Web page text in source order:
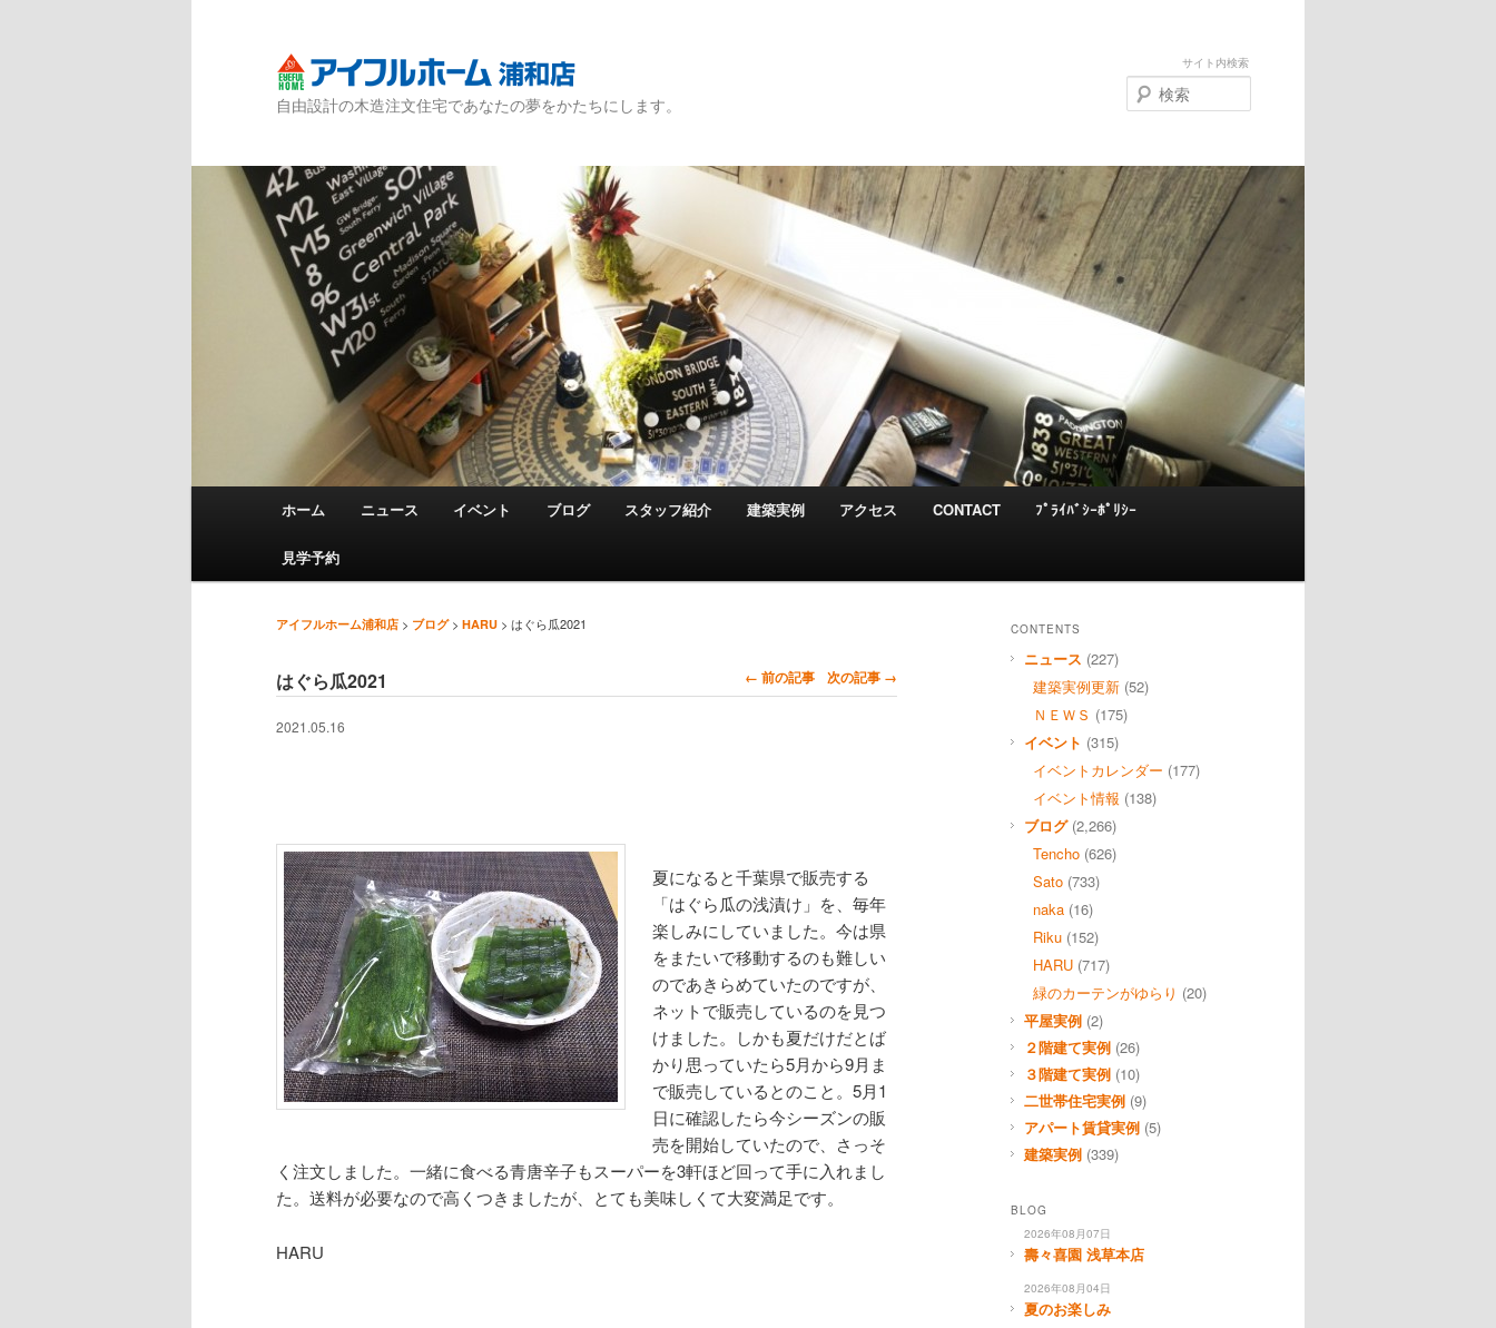
自由設計の木造注文住宅であなたの夢をかたちにします。
サイト内検索
メインコンテンツへ移動
サブコンテンツへ移動
ホーム ニュース イベント ブログ スタッフ紹介 建築実例 アクセス CONTACT ﾌﾟﾗｲﾊﾞｼｰﾎﾟﾘｼｰ
見学予約
アイフルホーム浦和店 > ブログ> HARU > はぐら瓜2021
投稿ナビゲーション ← 前の記事 次の記事 →
はぐら瓜2021
2021.05.16
夏になると千葉県で販売する
「はぐら瓜の浅漬け」を、毎年
楽しみにしていました。今は県
をまたいで移動するのも難しい
のであきらめていたのですが、
ネットで販売しているのを見つ
けました。しかも夏だけだとば
かり思っていたら5月から9月ま
で販売しているとのこと。5月1
日に確認したら今シーズンの販
売を開始していたので、さっそ
く注文しました。一緒に食べる青唐辛子もスーパーを3軒ほど回って手に入れまし
た。送料が必要なので高くつきましたが、とても美味しくて大変満足です。
HARU
CONTENTS
ニュース (227)
建築実例更新 (52)
ＮＥＷＳ (175)
イベント (315)
イベントカレンダー (177)
イベント情報 (138)
ブログ(2,266)
Tencho (626)
Sato (733)
naka (16)
Riku (152)
HARU (717)
緑のカーテンがゆらり (20)
平屋実例 (2)
２階建て実例 (26)
３階建て実例 (10)
二世帯住宅実例 (9)
アパート賃貸実例 (5)
建築実例 (339)
BLOG
2026年08月07日
壽々喜園 浅草本店
2026年08月04日
夏のお楽しみ